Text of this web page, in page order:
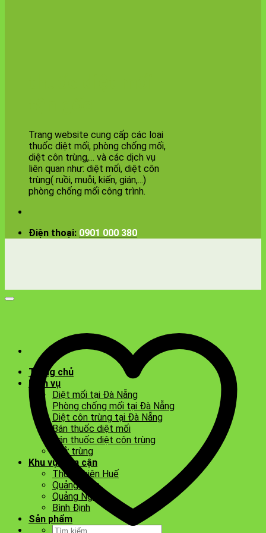
Trang website cung cấp các loại
thuốc diệt mối, phòng chống mối,
diệt côn trùng,... và các dịch vụ
liên quan như: diệt mối, diệt côn
trùng( ruồi, muỗi, kiến, gián,...)
phòng chống mối công trình.
Điện thoại: 0901 000 380
Trang chủ
Dịch vụ
Diệt mối tại Đà Nẵng
Phòng chống mối tại Đà Nẵng
Diệt côn trùng tại Đà Nẵng
Bán thuốc diệt mối
Bán thuốc diệt côn trùng
Khử trùng
Khu vực lân cận
Thừa Thiên Huế
Quảng Nam
Quảng Ngãi
Bình Định
Sản phẩm
Tìm